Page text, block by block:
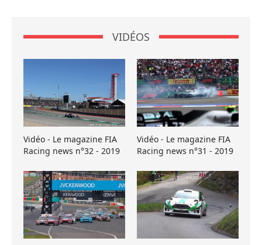
VIDÉOS
Vidéo - Le magazine FIA
Racing news n°32 - 2019
Vidéo - Le magazine FIA
Racing news n°31 - 2019